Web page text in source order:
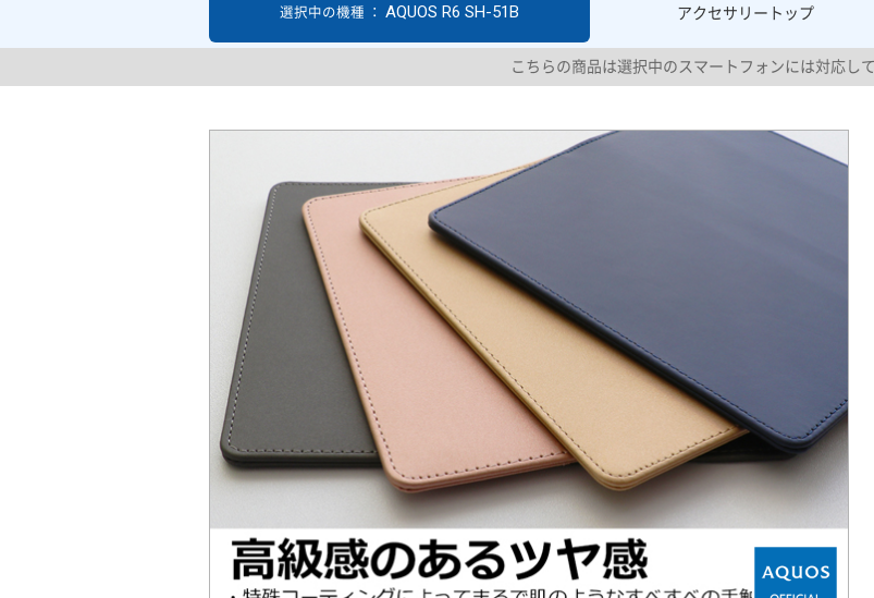
アクセサリー トップ
選択中の機種 ： AQUOS R6 SH-51B
こちらの商品は選択中のスマートフォンには対応して